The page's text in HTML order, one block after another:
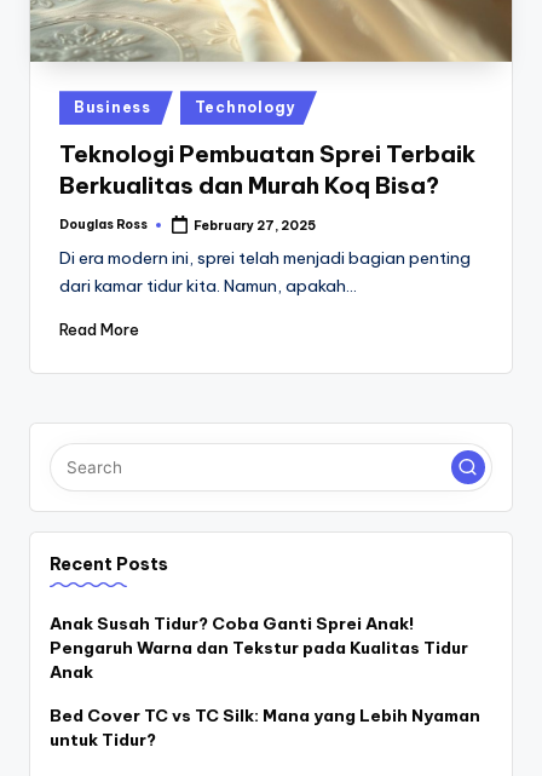
u
Posted
in
Business Technology
Teknologi Pembuatan Sprei Terbaik
Berkualitas dan Murah Koq Bisa?
Posted
Douglas Ross February 27, 2025
Di era modern ini, sprei telah menjadi bagian penting
dari kamar tidur kita. Namun, apakah…
Read More
Recent Posts
Anak Susah Tidur? Coba Ganti Sprei Anak!
Pengaruh Warna dan Tekstur pada Kualitas Tidur
Anak
Bed Cover TC vs TC Silk: Mana yang Lebih Nyaman
untuk Tidur?